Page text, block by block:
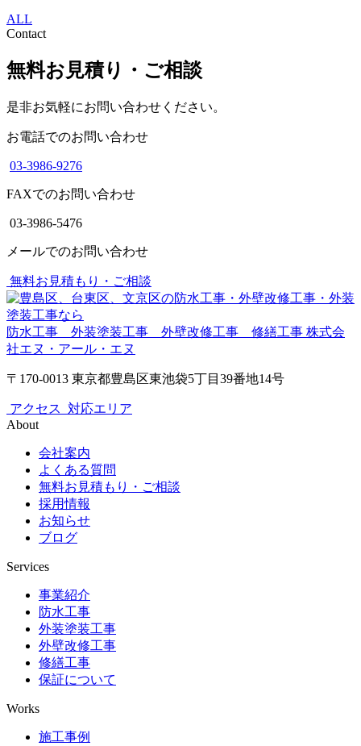
ALL
Contact
無料お見積り・ご相談
是非お気軽にお問い合わせください。
お電話でのお問い合わせ
03-3986-9276
FAXでのお問い合わせ
03-3986-5476
メールでのお問い合わせ
無料お見積もり・ご相談
防水工事 外装塗装工事 外壁改修工事 修繕工事 株式会
社エヌ・アール・エヌ
〒170-0013 東京都豊島区東池袋5丁目39番地14号
アクセス 対応エリア
About
会社案内
よくある質問
無料お見積もり・ご相談
採用情報
お知らせ
ブログ
Services
事業紹介
防水工事
外装塗装工事
外壁改修工事
修繕工事
保証について
Works
施工事例